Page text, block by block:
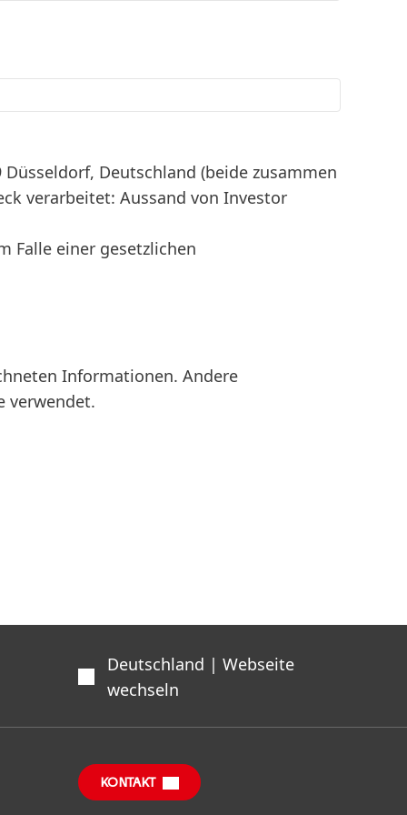
Düsseldorf, Deutschland (beide zusammen
verarbeitet: Aussand von Investor
Falle einer gesetzlichen
Informationen. Andere
verwendet.
Deutschland | Webseite
wechseln
KONTAKT